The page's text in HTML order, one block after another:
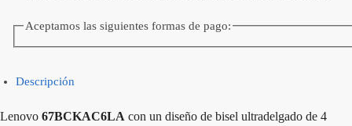
Aceptamos las siguientes formas de pago:
Descripción
Lenovo 67BCKAC6LA con un diseño de bisel ultradelgado de 4